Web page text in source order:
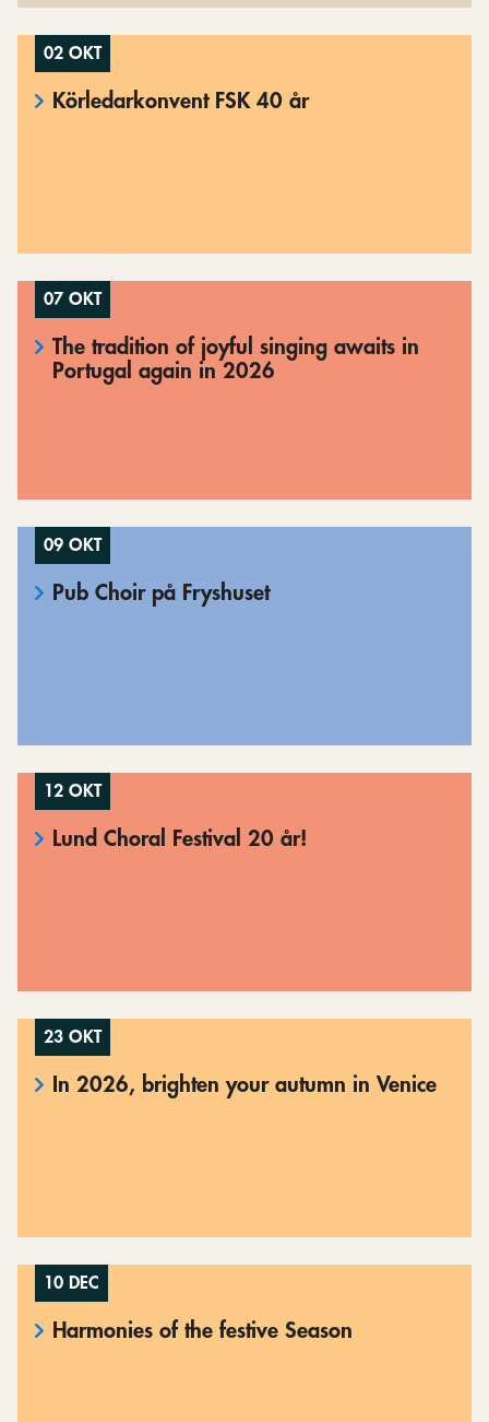
02 OKT
Körledarkonvent FSK 40 år
07 OKT
The tradition of joyful singing awaits in
Portugal again in 2026
09 OKT
Pub Choir på Fryshuset
12 OKT
Lund Choral Festival 20 år!
23 OKT
In 2026, brighten your autumn in Venice
10 DEC
Harmonies of the festive Season